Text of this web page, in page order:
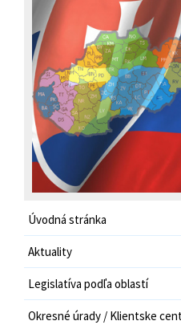
Úvodná stránka
Aktuality
Legislatíva podľa oblastí
Okresné úrady / Klientske